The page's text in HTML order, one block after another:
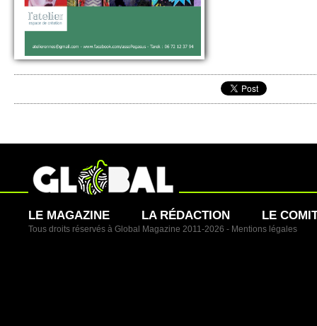
LE MAGAZINE LA RÉDACTION LE
Tous droits réservés à Global Magazine 2011-2026 - Mentions légales